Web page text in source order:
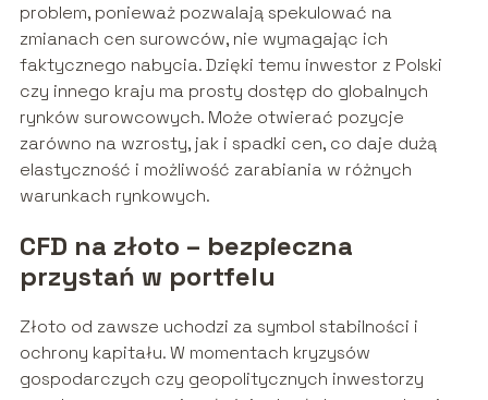
problem, ponieważ pozwalają spekulować na
zmianach cen surowców, nie wymagając ich
faktycznego nabycia. Dzięki temu inwestor z Polski
czy innego kraju ma prosty dostęp do globalnych
rynków surowcowych. Może otwierać pozycje
zarówno na wzrosty, jak i spadki cen, co daje dużą
elastyczność i możliwość zarabiania w różnych
warunkach rynkowych.
CFD na złoto – bezpieczna
przystań w portfelu
Złoto od zawsze uchodzi za symbol stabilności i
ochrony kapitału. W momentach kryzysów
gospodarczych czy geopolitycznych inwestorzy